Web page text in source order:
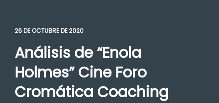
26 DE OCTUBRE DE 2020
Análisis de “Enola
Holmes” Cine Foro
Cromática Coaching